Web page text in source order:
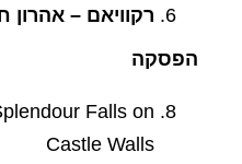
רקוויאם – אהרון
הפסקה
Falls on
Castle Walls